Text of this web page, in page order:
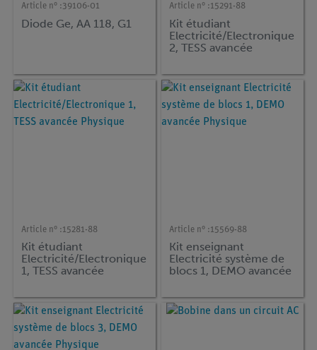
Article n° :39106-01
Diode Ge, AA 118, G1
Article n° :15291-88
Kit étudiant
Electricité/Electronique
2, TESS avancée
Article n° :15281-88
Kit étudiant
Electricité/Electronique
1, TESS avancée
Article n° :15569-88
Kit enseignant
Electricité système de
blocs 1, DEMO avancée